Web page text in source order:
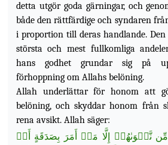
detta utgör goda gärningar, och
både den rättfärdige och syndaren
i proportion till deras handlande.
största och mest fullkomliga
hans godhet grundar sig på
förhoppning om Allahs belöning.
Allah underlättar för honom att
belöning, och skyddar honom från
rena avsikt. Allah säger:
نَّجۡوَىٰهُمۡ إِلَّا مَنۡ أَمَرَ بِصَدَقَةٍ أَوۡ